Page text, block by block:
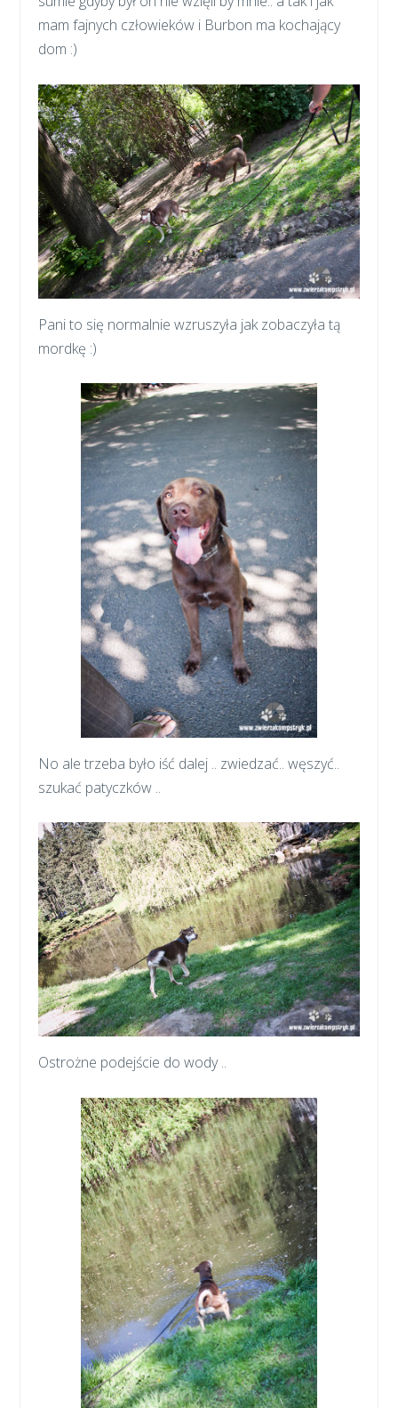
mam fajnych człowieków i Burbon ma kochający
dom :)
Pani to się normalnie wzruszyła jak zobaczyła tą
mordkę :)
No ale trzeba było iść dalej .. zwiedzać.. węszyć..
szukać patyczków ..
Ostrożne podejście do wody ..